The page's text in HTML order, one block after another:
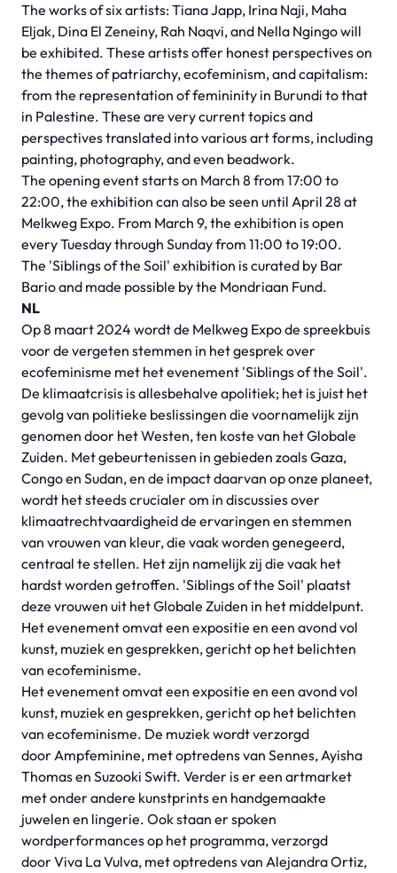
The works of six artists: Tiana Japp, Irina Naji, Maha
Eljak, Dina El Zeneiny, Rah Naqvi, and Nella Ngingo will
be exhibited. These artists offer honest perspectives on
the themes of patriarchy, ecofeminism, and capitalism:
from the representation of femininity in Burundi to that
in Palestine. These are very current topics and
perspectives translated into various art forms, including
painting, photography, and even beadwork.
The opening event starts on March 8 from 17:00 to
22:00, the exhibition can also be seen until April 28 at
Melkweg Expo. From March 9, the exhibition is open
every Tuesday through Sunday from 11:00 to 19:00.
The 'Siblings of the Soil' exhibition is curated by Bar
Bario and made possible by the Mondriaan Fund.
NL
Op 8 maart 2024 wordt de Melkweg Expo de spreekbuis
voor de vergeten stemmen in het gesprek over
ecofeminisme met het evenement 'Siblings of the Soil'.
De klimaatcrisis is allesbehalve apolitiek; het is juist het
gevolg van politieke beslissingen die voornamelijk zijn
genomen door het Westen, ten koste van het Globale
Zuiden. Met gebeurtenissen in gebieden zoals Gaza,
Congo en Sudan, en de impact daarvan op onze planeet,
wordt het steeds crucialer om in discussies over
klimaatrechtvaardigheid de ervaringen en stemmen
van vrouwen van kleur, die vaak worden genegeerd,
centraal te stellen. Het zijn namelijk zij die vaak het
hardst worden getroffen. 'Siblings of the Soil' plaatst
deze vrouwen uit het Globale Zuiden in het middelpunt.
Het evenement omvat een expositie en een avond vol
kunst, muziek en gesprekken, gericht op het belichten
van ecofeminisme.
Het evenement omvat een expositie en een avond vol
kunst, muziek en gesprekken, gericht op het belichten
van ecofeminisme. De muziek wordt verzorgd
door Ampfeminine, met optredens van Sennes, Ayisha
Thomas en Suzooki Swift. Verder is er een artmarket
met onder andere kunstprints en handgemaakte
juwelen en lingerie. Ook staan er spoken
wordperformances op het programma, verzorgd
door Viva La Vulva, met optredens van Alejandra Ortiz,